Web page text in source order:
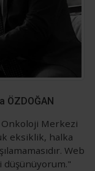
ÖZDOĞAN
Merkezi
eksiklik, halka
Web